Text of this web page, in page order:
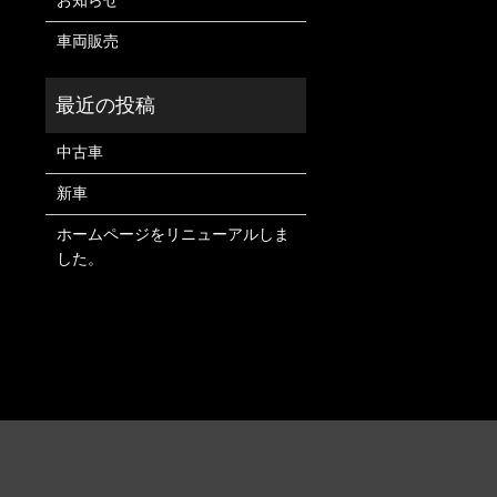
車両販売
中古車
新車
ホームページをリニューアルしま
した。